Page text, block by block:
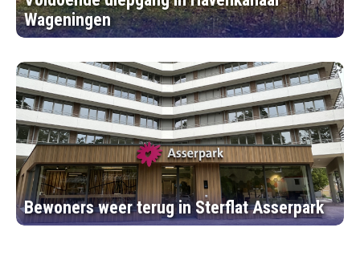
Wageningen
Bewoners weer terug in Sterflat Asserpark